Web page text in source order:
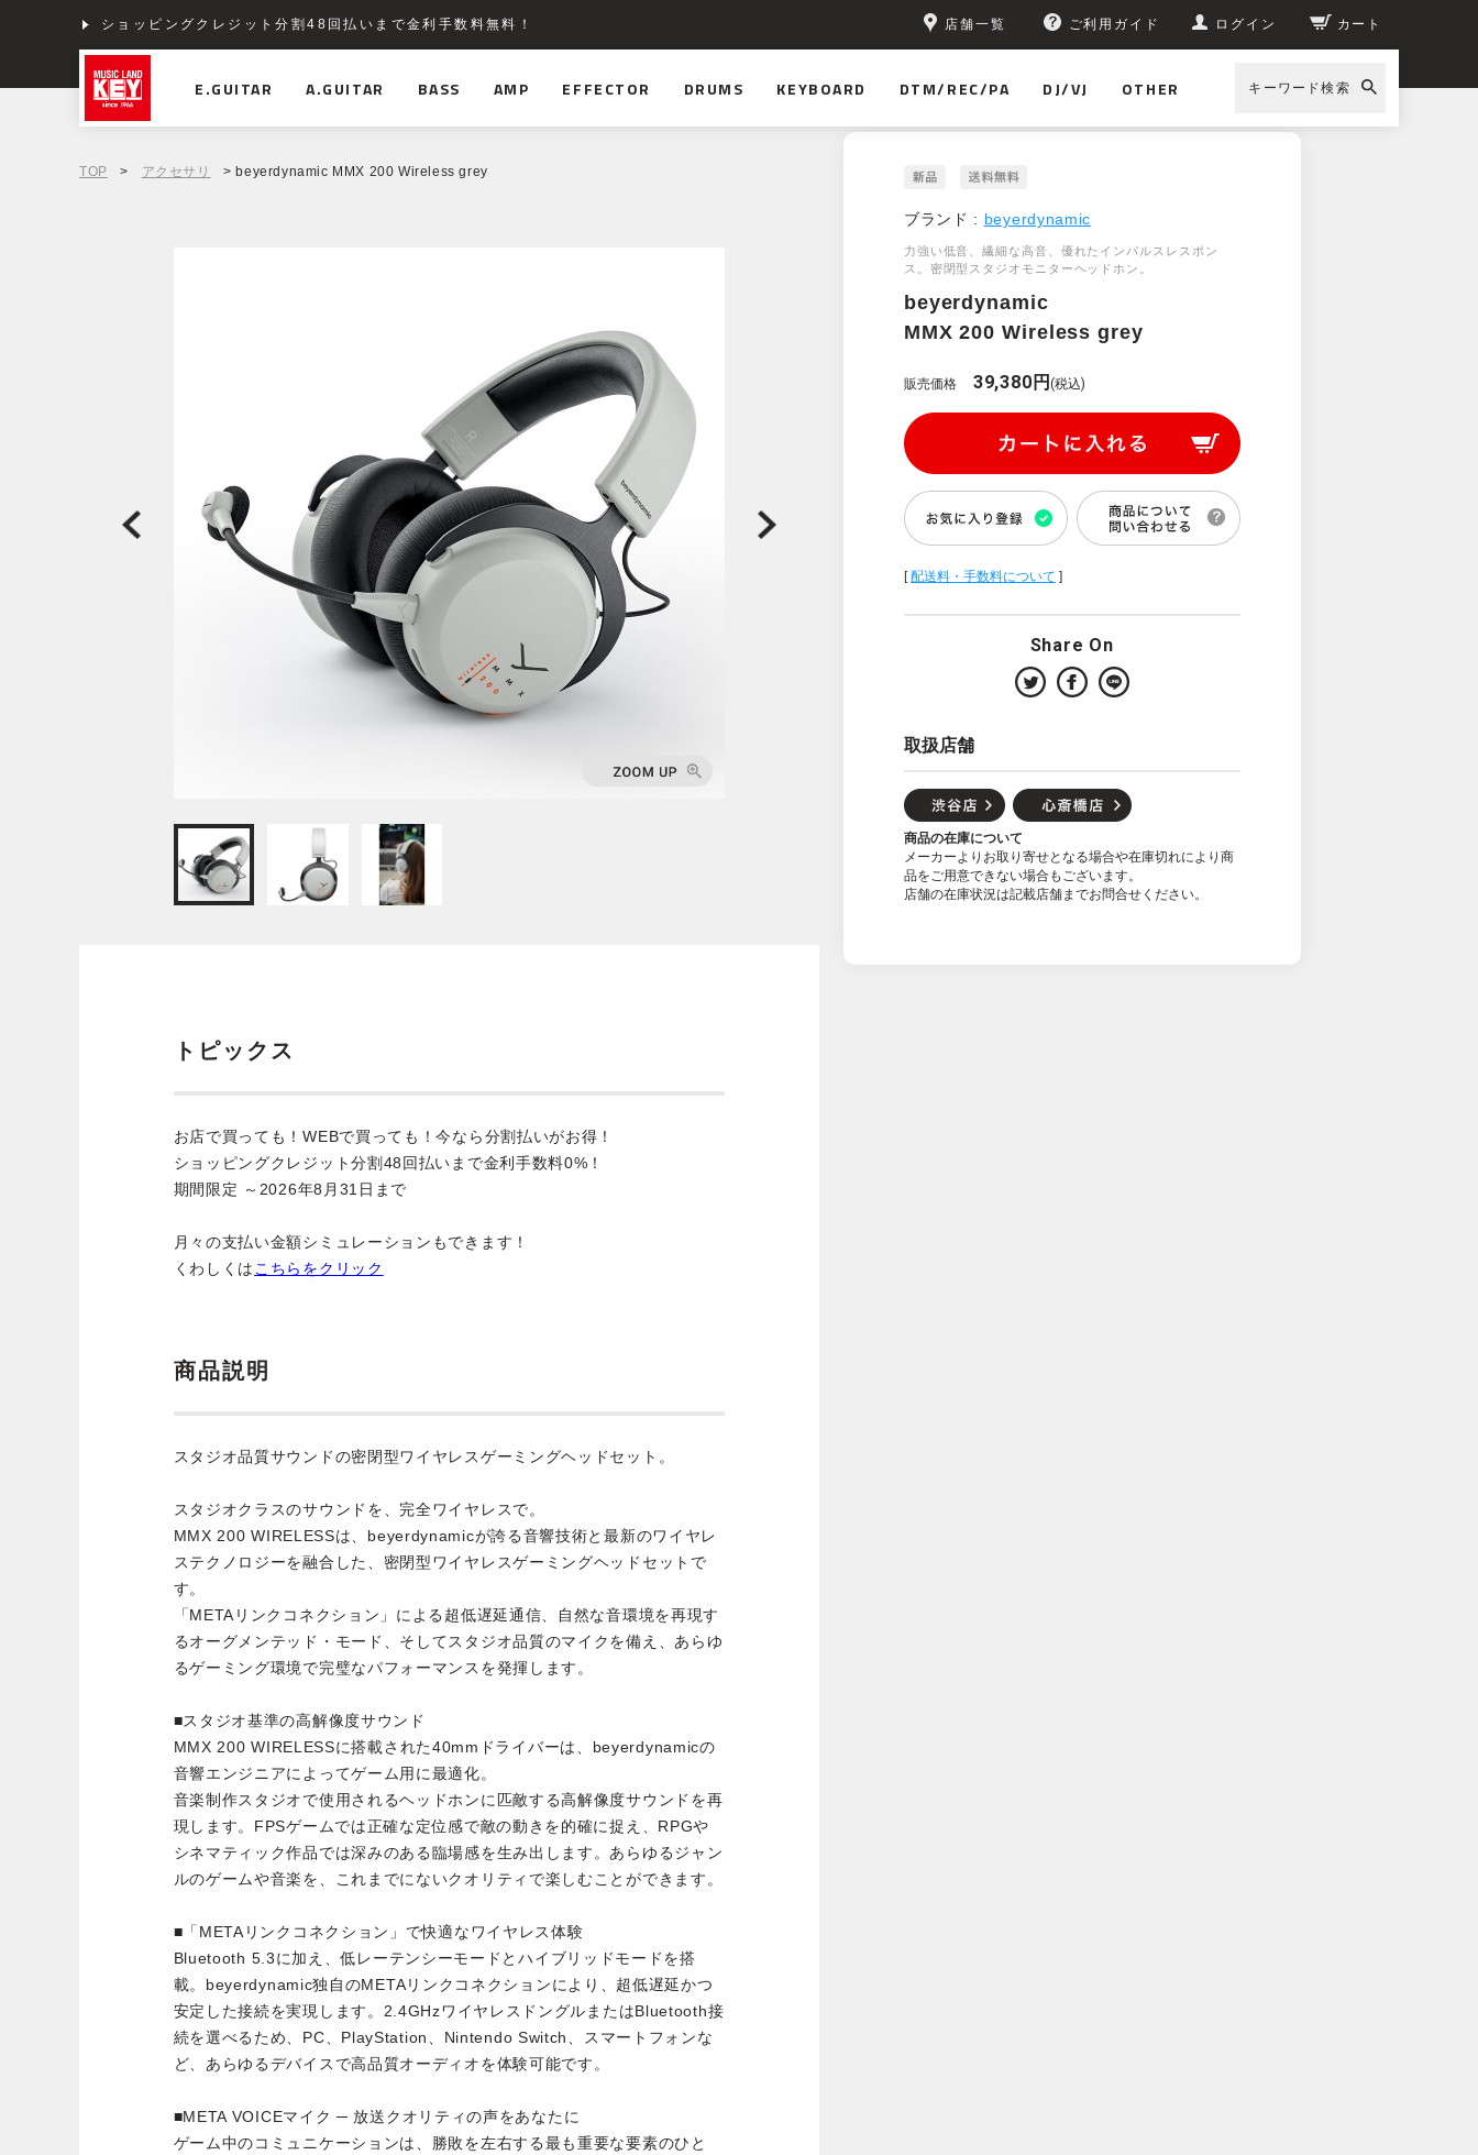
ショッピングクレジット分割48回払いまで金利手数料無料！ 店舗一覧 ご利用ガイド ログイン カート
E.GUITAR A.GUITAR BASS AMP EFFECTOR DRUMS KEYBOARD DTM/REC/PA DJ/VJ OTHER キーワード検索
TOP > アクセサリ > beyerdynamic MMX 200 Wireless grey
ブランド : beyerdynamic
力強い低音、繊細な高音、優れたインパルスレスポン
ス。密閉型スタジオモニターヘッドホン。
beyerdynamic
MMX 200 Wireless grey
販売価格 39,380円(税込)
[配送料・手数料について ]
Share On
取扱店舗
商品の在庫について
メーカーよりお取り寄せとなる場合や在庫切れにより商
品をご用意できない場合もございます。
店舗の在庫状況は記載店舗までお問合せください。
トピックス
お店で買っても！WEBで買っても！今なら分割払いがお得！
ショッピングクレジット分割48回払いまで金利手数料0%！
期間限定 ～2026年8月31日まで
月々の支払い金額シミュレーションもできます！
くわしくは こちらをクリック
商品説明
スタジオ品質サウンドの密閉型ワイヤレスゲーミングヘッドセット。
スタジオクラスのサウンドを、完全ワイヤレスで。
MMX 200 WIRELESSは、beyerdynamicが誇る音響技術と最新のワイヤレ
ステクノロジーを融合した、密閉型ワイヤレスゲーミングヘッドセットで
す。
「METAリンクコネクション」による超低遅延通信、自然な音環境を再現す
るオーグメンテッド・モード、そしてスタジオ品質のマイクを備え、あらゆ
るゲーミング環境で完璧なパフォーマンスを発揮します。
■スタジオ基準の高解像度サウンド
MMX 200 WIRELESSに搭載された40mmドライバーは、beyerdynamicの
音響エンジニアによってゲーム用に最適化。
音楽制作スタジオで使用されるヘッドホンに匹敵する高解像度サウンドを再
現します。FPSゲームでは正確な定位感で敵の動きを的確に捉え、RPGや
シネマティック作品では深みのある臨場感を生み出します。あらゆるジャン
ルのゲームや音楽を、これまでにないクオリティで楽しむことができます。
■「METAリンクコネクション」で快適なワイヤレス体験
Bluetooth 5.3に加え、低レーテンシーモードとハイブリッドモードを搭
載。beyerdynamic独自のMETAリンクコネクションにより、超低遅延かつ
安定した接続を実現します。2.4GHzワイヤレスドングルまたはBluetooth接
続を選べるため、PC、PlayStation、Nintendo Switch、スマートフォンな
ど、あらゆるデバイスで高品質オーディオを体験可能です。
■META VOICEマイク ─ 放送クオリティの声をあなたに
ゲーム中のコミュニケーションは、勝敗を左右する最も重要な要素のひと